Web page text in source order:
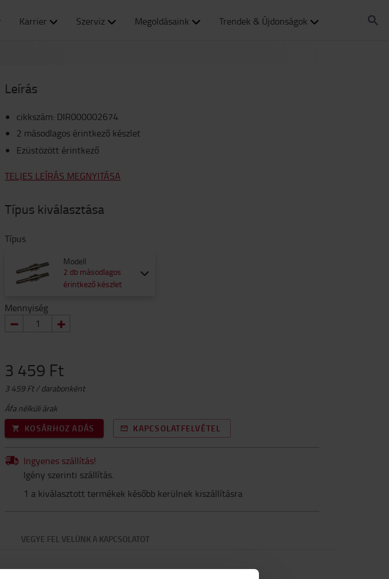
Karrier Szerviz Megoldásaink Trendek & Újdonságok
Leírás
cikkszám: DIR000002674
2 másodlagos érintkező készlet
Ezüstözött érintkező
TELJES LEÍRÁS MEGNYITÁSA
Típus kiválasztása
Típus
Modell
2 db másodlagos
érintkező készlet
Mennyiség
3 459 Ft
3 459 Ft / darabonként
Áfa nélküli árak
KOSÁRHOZ ADÁS
KAPCSOLATFELVÉTEL
Ingyenes szállítás!
Igény szerinti szállítás.
1 a kiválasztott termékek később kerülnek kiszállításra
VEGYE FEL VELÜNK A KAPCSOLATOT